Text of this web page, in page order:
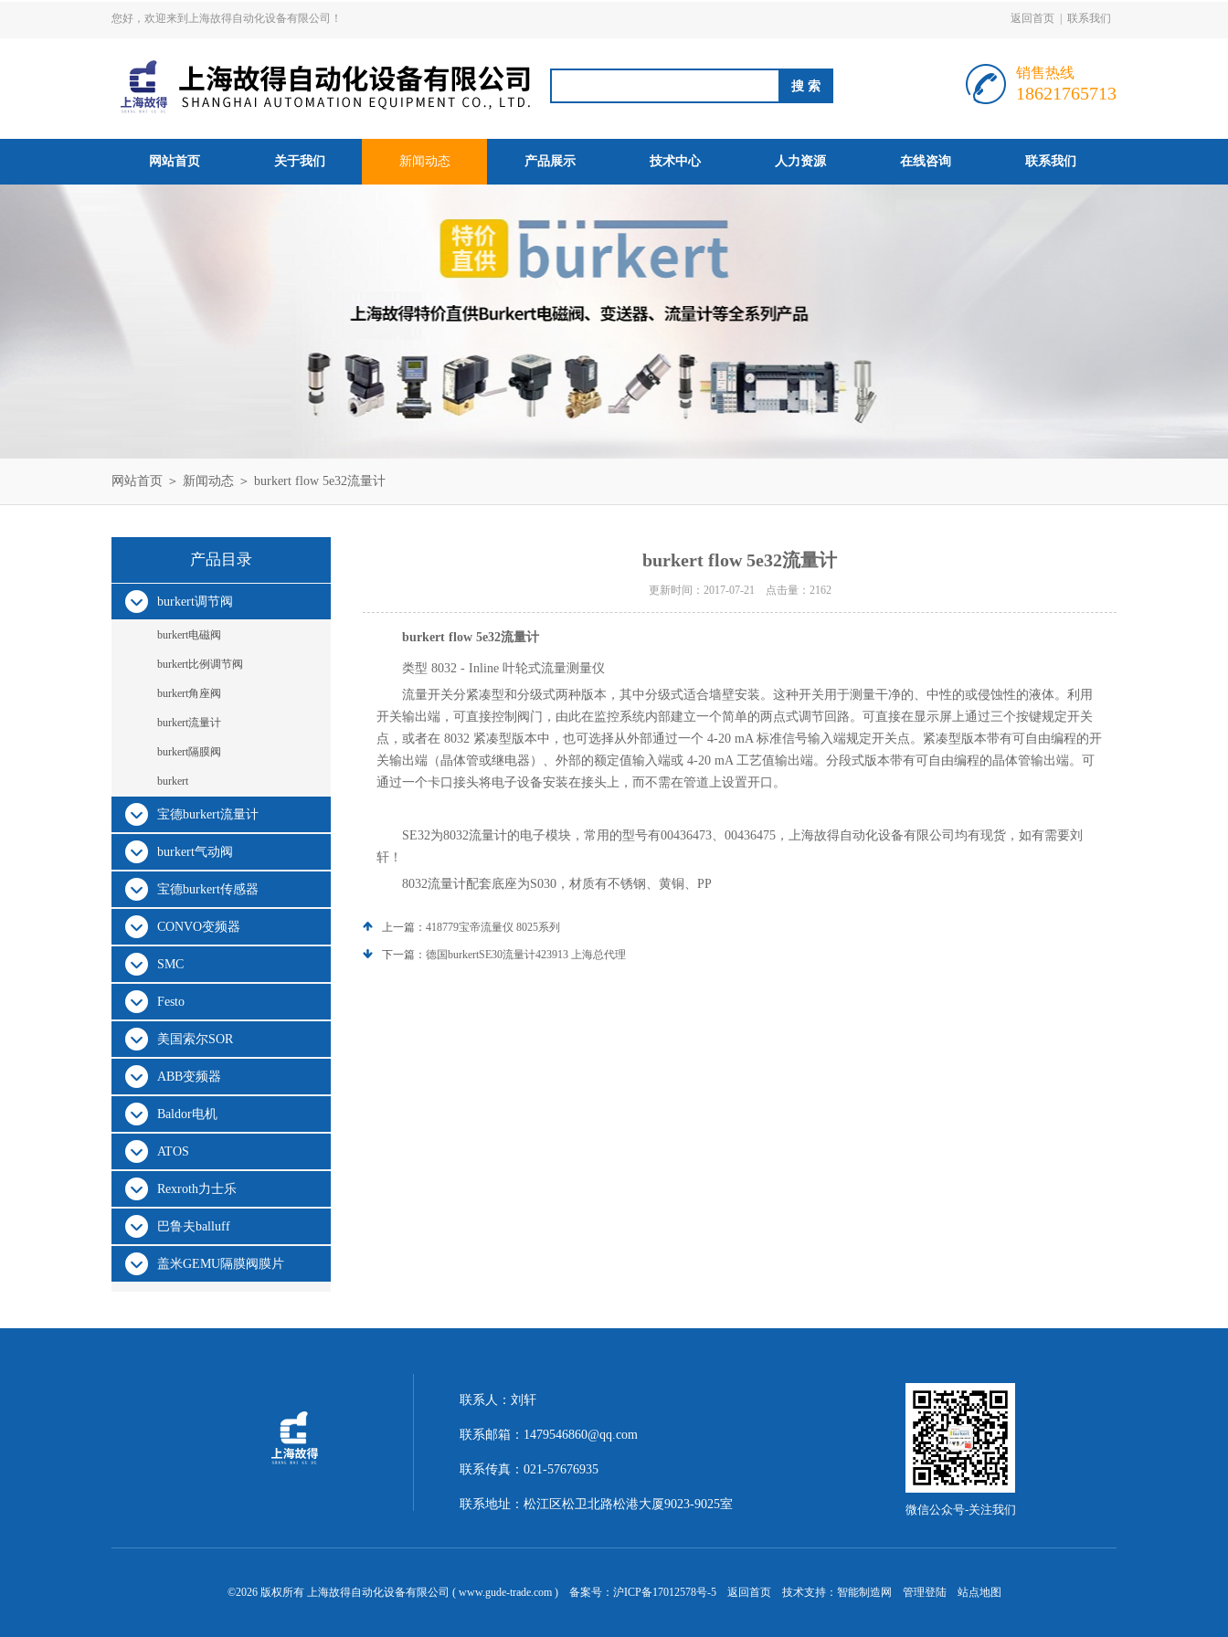
您好，欢迎来到上海故得自动化设备有限公司！ 返回首页 联系我们
销售热线
18621765713
网站首页 关于我们 新闻动态 产品展示 技术中心 人力资源 在线咨询 联系我们
网站首页 ＞ 新闻动态 ＞ burkert flow 5e32流量计
产品目录
burkert调节阀
burkert电磁阀
burkert比例调节阀
burkert角座阀
burkert流量计
burkert隔膜阀
burkert
宝德burkert流量计
burkert气动阀
宝德burkert传感器
CONVO变频器
SMC
Festo
美国索尔SOR
ABB变频器
Baldor电机
ATOS
Rexroth力士乐
巴鲁夫balluff
盖米GEMU隔膜阀膜片
burkert flow 5e32流量计
更新时间：2017-07-21 点击量： 2162
burkert flow 5e32流量计
类型 8032 - Inline 叶轮式流量测量仪
流量开关分紧凑型和分级式两种版本，其中分级式适合墙壁安装。这种开关用于测量干净的、中性的或侵蚀性的液体。利用
开关输出端，可直接控制阀门，由此在监控系统内部建立一个简单的两点式调节回路。可直接在显示屏上通过三个按键规定开关
点，或者在 8032 紧凑型版本中，也可选择从外部通过一个 4-20 mA 标准信号输入端规定开关点。紧凑型版本带有可自由编程的开
关输出端（晶体管或继电器）、外部的额定值输入端或 4-20 mA 工艺值输出端。分段式版本带有可自由编程的晶体管输出端。可
通过一个卡口接头将电子设备安装在接头上，而不需在管道上设置开口。
SE32为8032流量计的电子模块，常用的型号有00436473、00436475，上海故得自动化设备有限公司均有现货，如有需要刘
轩！
8032流量计配套底座为S030，材质有不锈钢、黄铜、PP
上一篇： 418779宝帝流量仪 8025系列
下一篇： 德国burkertSE30流量计423913 上海总代理
联系人：刘轩
联系邮箱：1479546860@qq.com
联系传真：021-57676935
联系地址：松江区松卫北路松港大厦9023-9025室 微信公众号-关注我们
©2026 版权所有 上海故得自动化设备有限公司 ( www.gude-trade.com ) 备案号： 沪ICP备17012578号-5 返回首页技术支持： 智能制造网 管理登陆 站点地图